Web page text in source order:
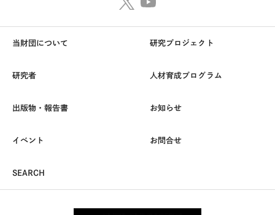
当財団について 研究プロジェクト
研究者 人材育成プログラム
出版物・報告書 お知らせ
イベント お問合せ
SEARCH